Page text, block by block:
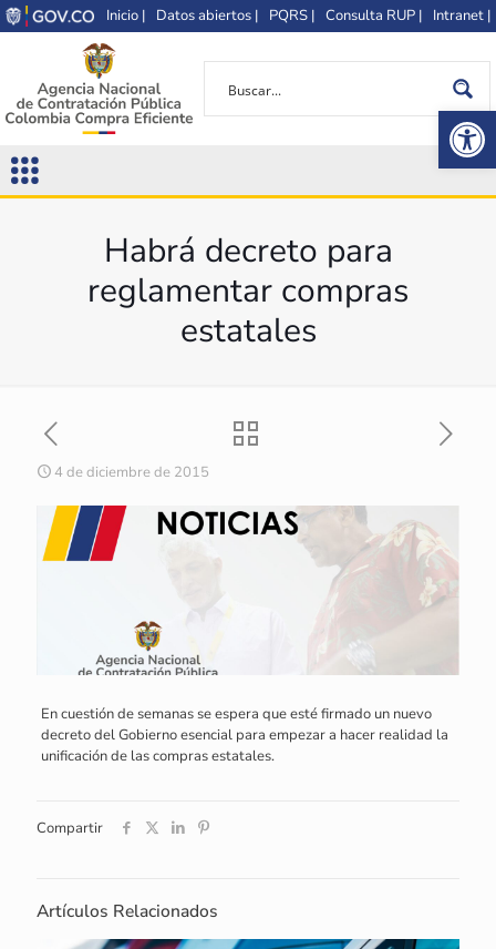
Inicio | Datos abiertos | PQRS | Consulta RUP | Intranet |
Habrá decreto para
reglamentar compras
estatales
4 de diciembre de 2015
En cuestión de semanas se espera que esté firmado un nuevo
decreto del Gobierno esencial para empezar a hacer realidad la
unificación de las compras estatales.
Compartir
Artículos Relacionados